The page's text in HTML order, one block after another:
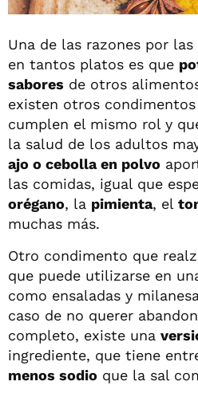
Una de las razones por
en tantos platos es que
sabores de otros
existen otros
cumplen el mismo rol y
la salud de los adultos
ajo o cebolla en polvo
las comidas, igual que
orégano, la pimienta, el
muchas más.
Otro condimento que
que puede utilizarse en
como ensaladas y
caso de no querer
completo, existe una
ingrediente, que tiene
menos sodio que la sal